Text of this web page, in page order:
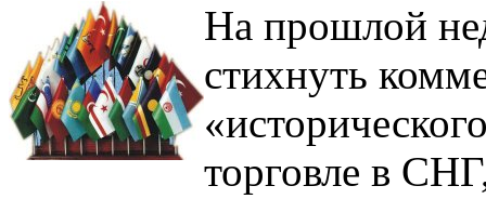
На прошлой
стихнуть
торговле в